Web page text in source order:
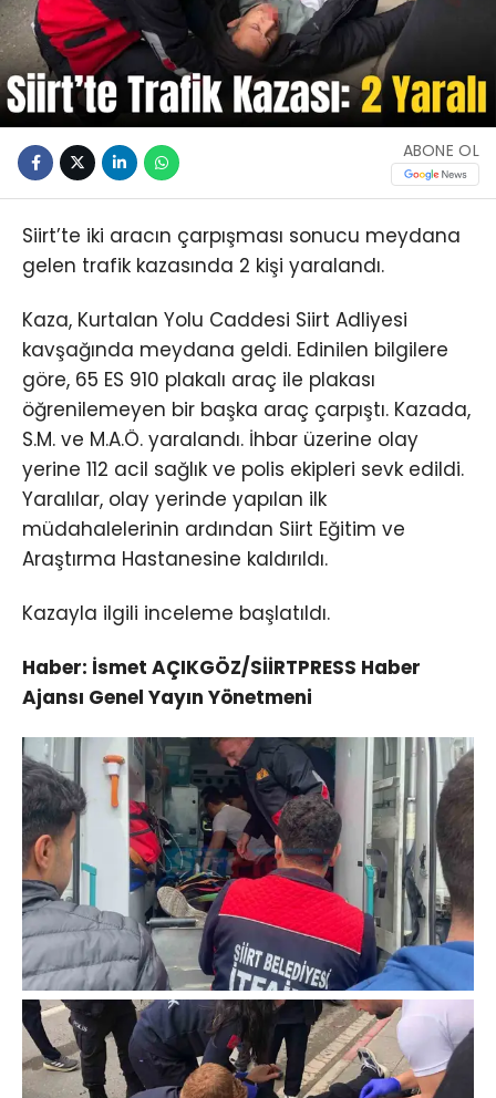
ABONE OL
Siirt’te iki aracın çarpışması sonucu meydana
gelen trafik kazasında 2 kişi yaralandı.
Kaza, Kurtalan Yolu Caddesi Siirt Adliyesi
kavşağında meydana geldi. Edinilen bilgilere
göre, 65 ES 910 plakalı araç ile plakası
öğrenilemeyen bir başka araç çarpıştı. Kazada,
S.M. ve M.A.Ö. yaralandı. İhbar üzerine olay
yerine 112 acil sağlık ve polis ekipleri sevk edildi.
Yaralılar, olay yerinde yapılan ilk
müdahalelerinin ardından Siirt Eğitim ve
Araştırma Hastanesine kaldırıldı.
Kazayla ilgili inceleme başlatıldı.
Haber: İsmet AÇIKGÖZ/SİİRTPRESS Haber
Ajansı Genel Yayın Yönetmeni